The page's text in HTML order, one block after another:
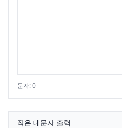
문자: 0
작은 대문자 출력